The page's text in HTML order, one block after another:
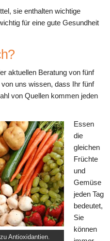
sie enthalten wichtige
für eine gute Gesundheit
aktuellen Beratung von fünf
uns wissen, dass Ihr fünf
von Quellen kommen jeden
Antioxidantien.
Essen
die
gleichen
Früchte
und
Gemüse
jeden Tag
bedeutet,
Sie
können